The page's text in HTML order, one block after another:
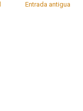
Entrada antigua